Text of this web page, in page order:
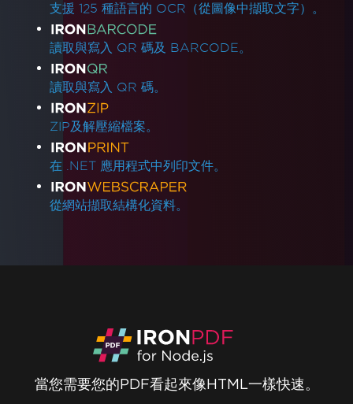
支援 125 種語言的 OCR（從圖像中擷取文字）。
讀取與寫入 QR 碼及 BARCODE。
讀取與寫入 QR 碼。
ZIP及解壓縮檔案。
在 .NET 應用程式中列印文件。
從網站擷取結構化資料。
當您需要您的PDF看起來像HTML一樣快速。